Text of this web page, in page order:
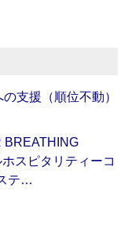
支援（順位不動）
BREATHING
スピタリティーコ
テ…